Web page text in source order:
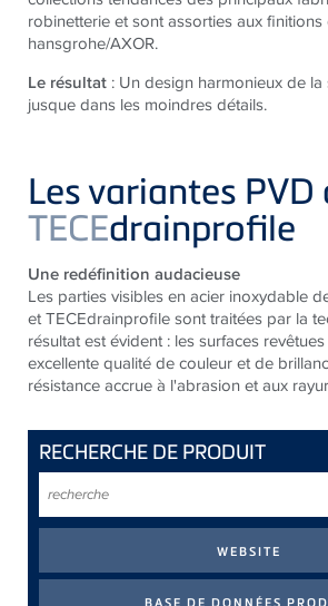
robinetterie et sont assorties aux finitions
hansgrohe/AXOR.
Le résultat : Un design harmonieux de
jusque dans les moindres détails.
Les variantes PVD
TECEdrainprofile
Une redéfinition audacieuse
Les parties visibles en acier inoxydable
et TECEdrainprofile sont traitées par la
résultat est évident : les surfaces
excellente qualité de couleur et de
résistance accrue à l'abrasion et aux
RECHERCHE DE PRODUIT